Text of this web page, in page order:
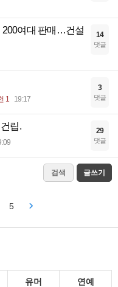
200여대 판매…건설
14
댓글
1 19:17
3
댓글
립. 29
댓글
검색 글쓰기
5
유머 연예